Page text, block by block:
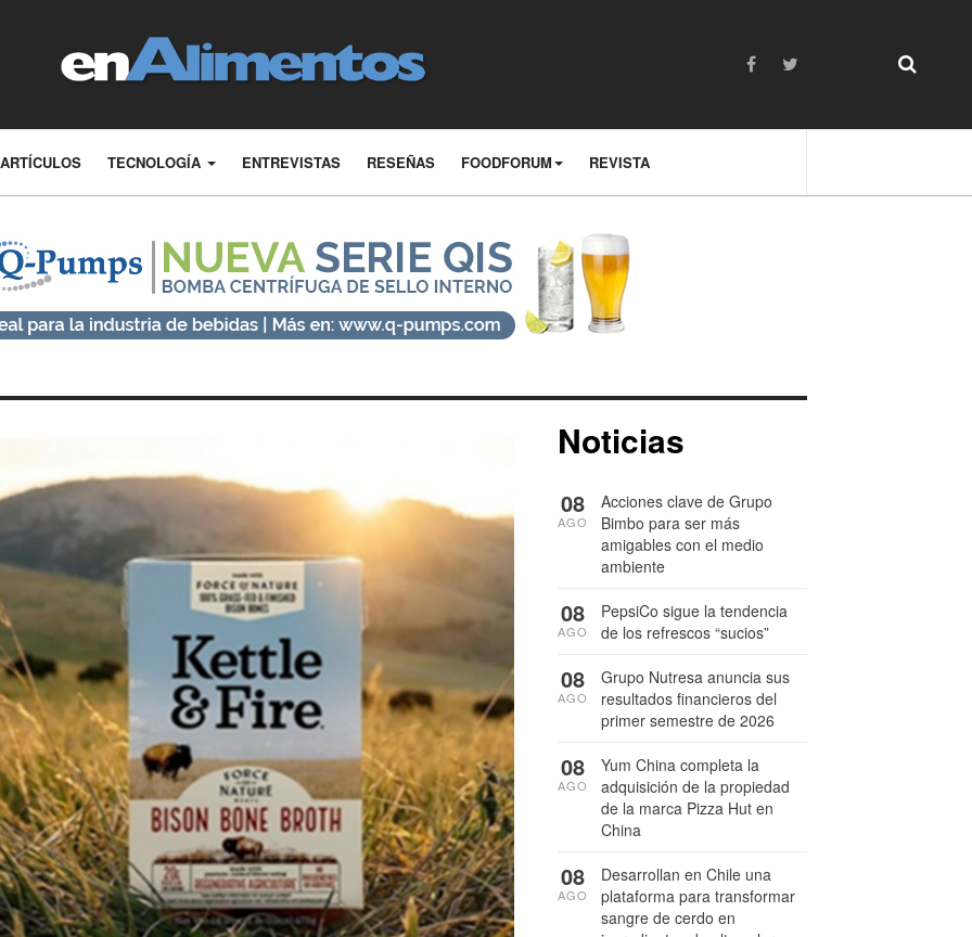
ARTÍCULOS TECNOLOGÍA ENTREVISTAS RESEÑAS FOODFORUM REVISTA
Noticias
Acciones clave de Grupo
Bimbo para ser más
amigables con el medio
ambiente
08
AGO
PepsiCo sigue la tendencia
de los refrescos “sucios”
08
AGO
Grupo Nutresa anuncia sus
resultados financieros del
primer semestre de 2026
08
AGO
Yum China completa la
adquisición de la propiedad
de la marca Pizza Hut en
China
08
AGO
Desarrollan en Chile una
plataforma para transformar
sangre de cerdo en
08
AGO